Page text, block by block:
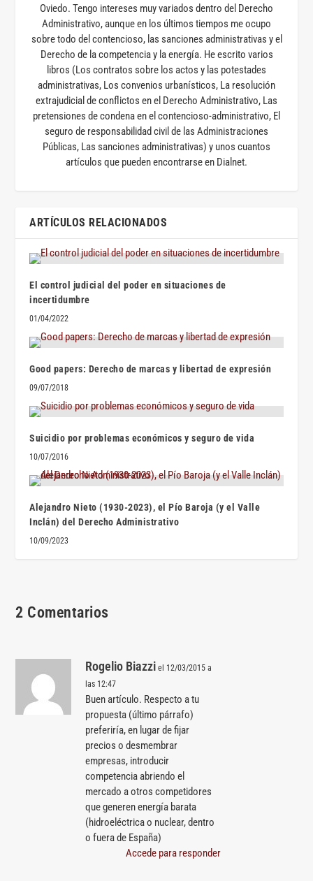
Oviedo. Tengo intereses muy variados dentro del Derecho
Administrativo, aunque en los últimos tiempos me ocupo
sobre todo del contencioso, las sanciones administrativas y el
Derecho de la competencia y la energía. He escrito varios
libros (Los contratos sobre los actos y las potestades
administrativas, Los convenios urbanísticos, La resolución
extrajudicial de conflictos en el Derecho Administrativo, Las
pretensiones de condena en el contencioso-administrativo, El
seguro de responsabilidad civil de las Administraciones
Públicas, Las sanciones administrativas) y unos cuantos
artículos que pueden encontrarse en Dialnet.
ARTÍCULOS RELACIONADOS
El control judicial del poder en situaciones de
incertidumbre
01/04/2022
Good papers: Derecho de marcas y libertad de expresión
09/07/2018
Suicidio por problemas económicos y seguro de vida
10/07/2016
Alejandro Nieto (1930-2023), el Pío Baroja (y el Valle
Inclán) del Derecho Administrativo
10/09/2023
2 Comentarios
Rogelio Biazzi el 12/03/2015 a
las 12:47
Buen artículo. Respecto a tu
propuesta (último párrafo)
preferiría, en lugar de fijar
precios o desmembrar
empresas, introducir
competencia abriendo el
mercado a otros competidores
que generen energía barata
(hidroeléctrica o nuclear, dentro
o fuera de España)
Accede para responder